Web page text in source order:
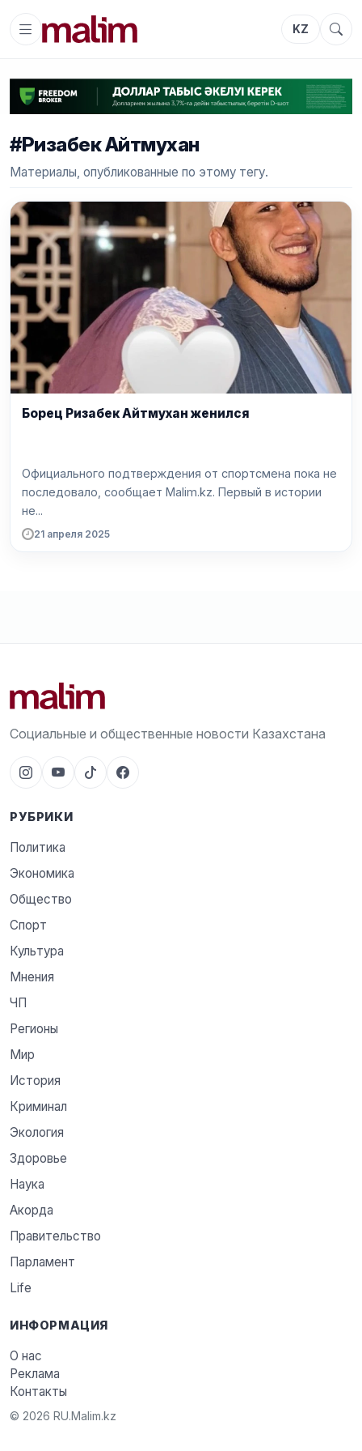
KZ
#Ризабек Айтмухан
Материалы, опубликованные по этому тегу.
Борец Ризабек Айтмухан женился
Официального подтверждения от спортсмена пока не
последовало, сообщает Malim.kz. Первый в истории
не...
21 апреля 2025
Социальные и общественные новости Казахстана
РУБРИКИ
Политика
Экономика
Общество
Спорт
Культура
Мнения
ЧП
Регионы
Мир
История
Криминал
Экология
Здоровье
Наука
Акорда
Правительство
Парламент
Life
ИНФОРМАЦИЯ
О нас
Реклама
Контакты
© 2026 RU.Malim.kz